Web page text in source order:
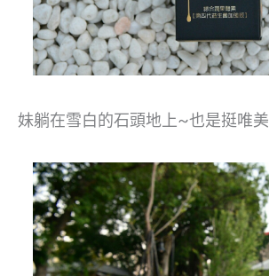
妹躺在雪白的石頭地上~也是挺唯美